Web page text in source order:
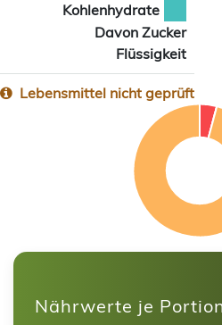
Kohlenhydrate
Davon Zucker
Flüssigkeit
Lebensmittel nicht geprüft
Nährwerte je